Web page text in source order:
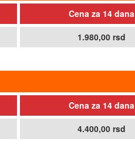
Cena za 14 dana
1.980,00 rsd
Cena za 14 dana
4.400,00 rsd